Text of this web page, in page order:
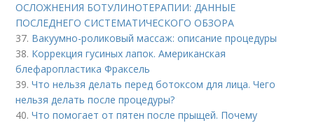
ОСЛОЖНЕНИЯ БОТУЛИНОТЕРАПИИ: ДАННЫЕ
ПОСЛЕДНЕГО СИСТЕМАТИЧЕСКОГО ОБЗОРА
37. Вакуумно-роликовый массаж: описание процедуры
38. Коррекция гусиных лапок. Американская
блефаропластика Фраксель
39.Что нельзя делать перед ботоксом для лица. Чего
нельзя делать после процедуры?
40.Что помогает от пятен после прыщей. Почему